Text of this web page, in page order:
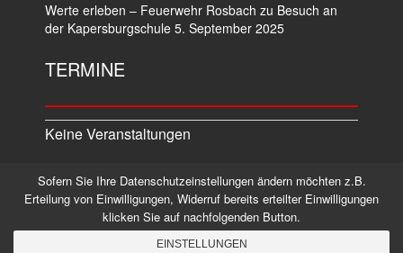
Werte erleben – Feuerwehr Rosbach zu Besuch an
der Kapersburgschule 5. September 2025
TERMINE
Keine Veranstaltungen
Datenschutz Impressum
©2026 Alle Rechte vorbehalten.
Sofern Sie Ihre Datenschutzeinstellungen ändern möchten z.B.
Erteilung von Einwilligungen, Widerruf bereits erteilter Einwilligungen
klicken Sie auf nachfolgenden Button.
EINSTELLUNGEN